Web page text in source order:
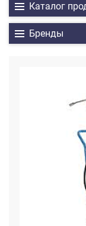
Каталог
Бренды